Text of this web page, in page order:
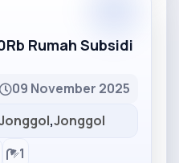
Rumah Subsidi
09 November 2025
,Jonggol
1